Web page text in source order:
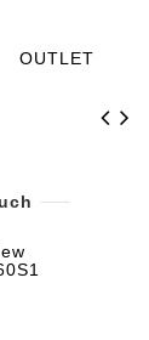
OUTLET